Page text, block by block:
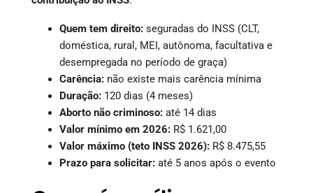
Quem tem direito: seguradas do INSS (CLT,
doméstica, rural, MEI, autônoma, facultativa e
desempregada no período de graça)
Carência: não existe mais carência mínima
Duração: 120 dias (4 meses)
Aborto não criminoso: até 14 dias
Valor mínimo em 2026: R$ 1.621,00
Valor máximo (teto INSS 2026): R$ 8.475,55
Prazo para solicitar: até 5 anos após o evento